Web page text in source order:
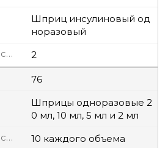
Шприц инсулиновый од
норазовый
2
Требуемое количество, шт
76
Шприцы одноразовые 2
0 мл, 10 мл, 5 мл и 2 мл
10 каждого объема
Требуемое количество, шт